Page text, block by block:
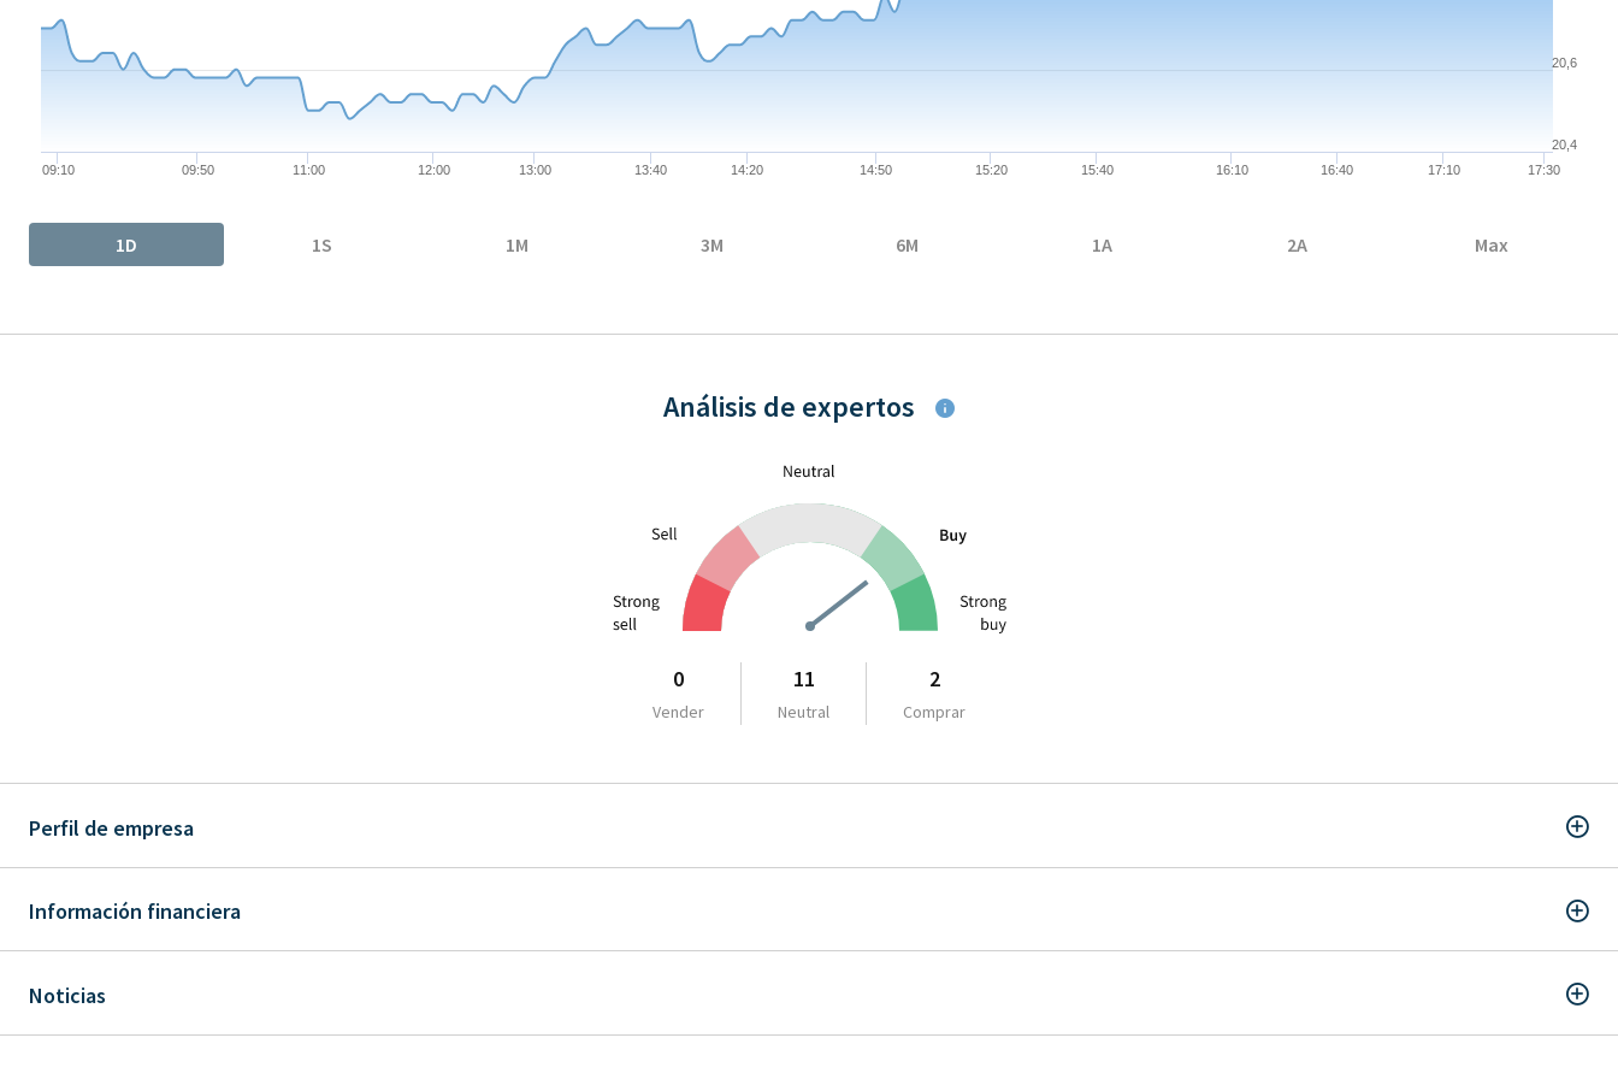
09:10 09:50 11:00 12:00 13:00 13:40 14:20 14:50 15:20 15:40 16:10 16:40 17:10 17:30
20,4
20,6
1D
1S 1M 3M 6M 1A 2A Max
Análisis de expertos
0
Vender
11
Neutral
2
Comprar
Perfil de empresa
Información financiera
Noticias